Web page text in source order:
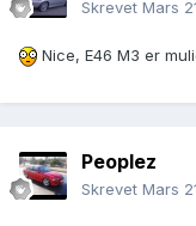
Skrevet Mars
Nice, E46 M3 er
Peoplez
Skrevet Mars